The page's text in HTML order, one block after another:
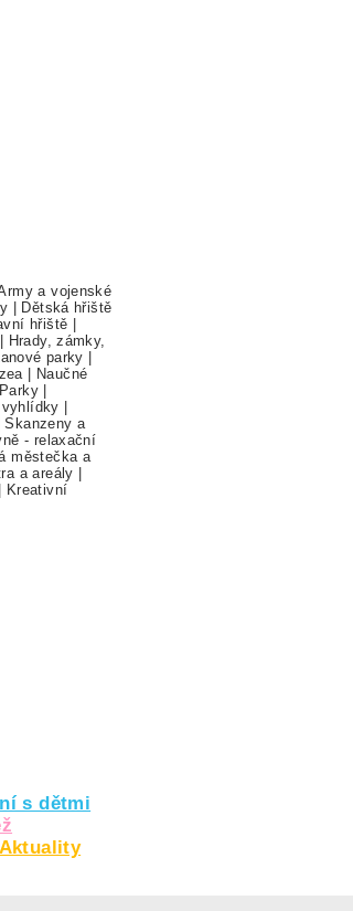
a vojenské
Dětská hřiště
hřiště
Hrady, zámky,
Lanové parky
Naučné
Parky
vyhlídky
|Skanzeny a
- relaxační
městečka a
a areály
Kreativní
s dětmi
Aktuality